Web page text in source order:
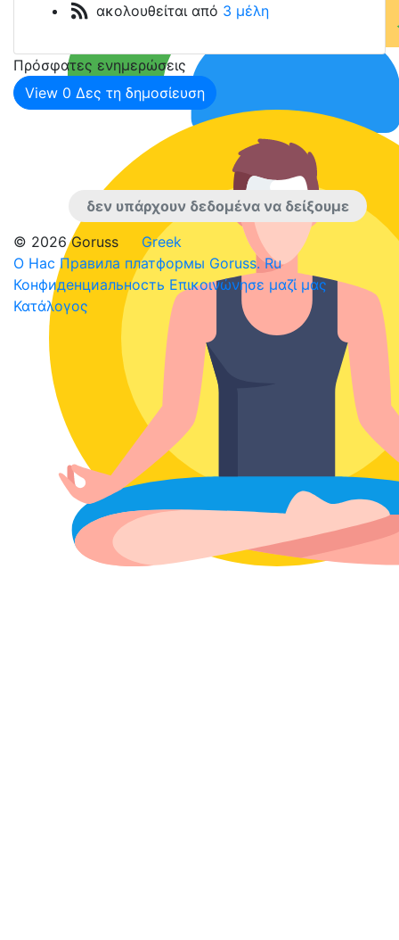
ακολουθείται από 3 μέλη
Πρόσφατες ενημερώσεις
View 0 Δες τη δημοσίευση
δεν υπάρχουν δεδομένα να δείξουμε
© 2026 Goruss
Greek
О Нас Правила платформы Goruss. Ru
Конфиденциальность Επικοινώνησε μαζί μας
Κατάλογος